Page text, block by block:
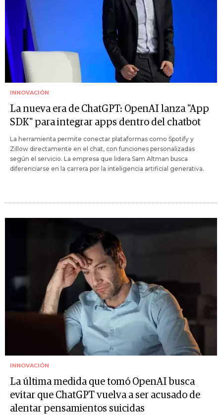
INNOVACIÓN
La nueva era de ChatGPT: OpenAI lanza "App
SDK" para integrar apps dentro del chatbot
La herramienta permite conectar plataformas como Spotify y
Zillow directamente en el chat, con funciones personalizadas
según el servicio. La empresa que lidera Sam Altman busca
diferenciarse en la carrera por la inteligencia artificial generativa.
INNOVACIÓN
La última medida que tomó OpenAI busca
evitar que ChatGPT vuelva a ser acusado de
alentar pensamientos suicidas